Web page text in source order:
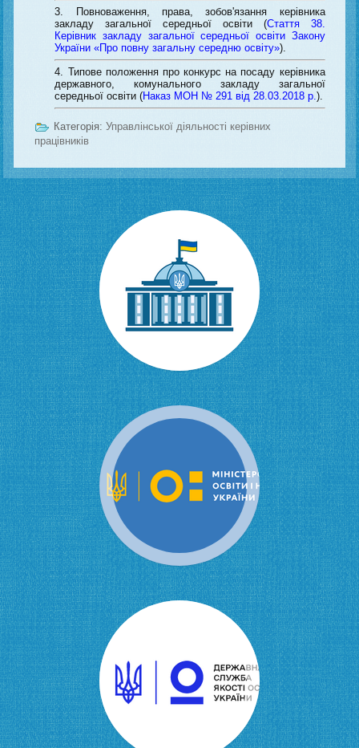
Повноваження, права, зобов'язання керівника
закладу загальної середньої освіти (Стаття 38.
Керівник закладу загальної середньої освіти Закону
України «Про повну загальну середню освіту»).
Типове положення про конкурс на посаду керівника
державного, комунального закладу загальної
середньої освіти (Наказ МОН № 291 від 28.03.2018 р.).
Категорія:Управлінської діяльності керівних
працівників